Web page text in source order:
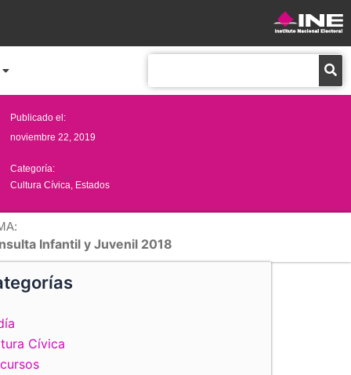
Publicado el:
noviembre 22, 2019
Categoría:
Cultura Cívica Estados
Infantil y Juvenil 2018
Cívica